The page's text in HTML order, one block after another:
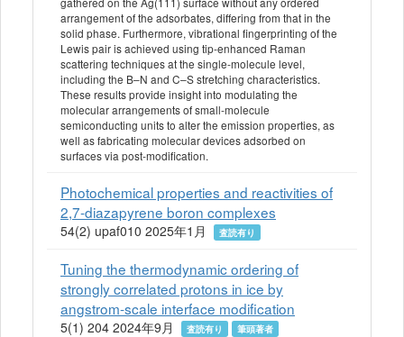
arrangement of the adsorbates, differing from that in the
solid phase. Furthermore, vibrational fingerprinting of the
Lewis pair is achieved using tip‐enhanced Raman
scattering techniques at the single‐molecule level,
including the B–N and C–S stretching characteristics.
These results provide insight into modulating the
molecular arrangements of small‐molecule
semiconducting units to alter the emission properties, as
well as fabricating molecular devices adsorbed on
surfaces via post‐modification.
Photochemical properties and reactivities of
2,7-diazapyrene boron complexes
54(2) upaf010 2025年1月 査読有り
Tuning the thermodynamic ordering of
strongly correlated protons in ice by
angstrom-scale interface modification
5(1) 204 2024年9月 査読有り 筆頭著者